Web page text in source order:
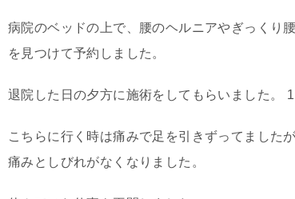
病院のベッドの上で、腰のヘルニアやぎっくり
を見つけて予約しました。
退院した日の夕方に施術をしてもらいました。
こちらに行く時は痛みで足を引きずってました
痛みとしびれがなくなりました。